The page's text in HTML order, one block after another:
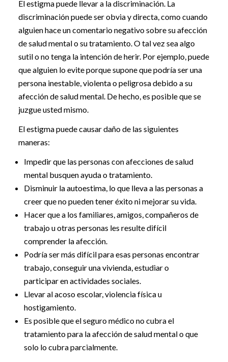
El estigma puede llevar a la discriminación. La
discriminación puede ser obvia y directa, como cuando
alguien hace un comentario negativo sobre su afección
de salud mental o su tratamiento. O tal vez sea algo
sutil o no tenga la intención de herir. Por ejemplo, puede
que alguien lo evite porque supone que podría ser una
persona inestable, violenta o peligrosa debido a su
afección de salud mental. De hecho, es posible que se
juzgue usted mismo.
El estigma puede causar daño de las siguientes
maneras:
Impedir que las personas con afecciones de salud
mental busquen ayuda o tratamiento.
Disminuir la autoestima, lo que lleva a las personas a
creer que no pueden tener éxito ni mejorar su vida.
Hacer que a los familiares, amigos, compañeros de
trabajo u otras personas les resulte difícil
comprender la afección.
Podría ser más difícil para esas personas encontrar
trabajo, conseguir una vivienda, estudiar o
participar en actividades sociales.
Llevar al acoso escolar, violencia física u
hostigamiento.
Es posible que el seguro médico no cubra el
tratamiento para la afección de salud mental o que
solo lo cubra parcialmente.